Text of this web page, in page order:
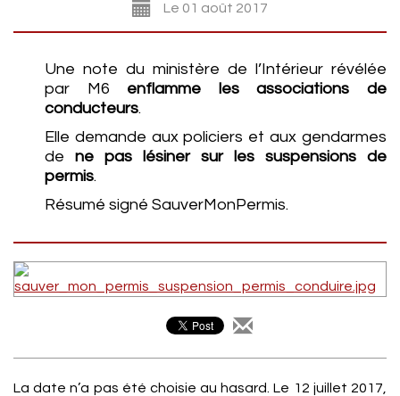
Le 01 août 2017
Une note du ministère de l’Intérieur révélée
par M6 enflamme les associations de
conducteurs.
Elle demande aux policiers et aux gendarmes
de ne pas lésiner sur les suspensions de
permis.
Résumé signé SauverMonPermis.
La date n’a pas été choisie au hasard. Le 12 juillet 2017,